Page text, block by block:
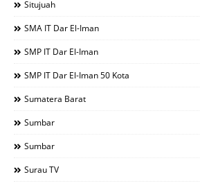
Situjuah
SMA IT Dar El-Iman
SMP IT Dar El-Iman
SMP IT Dar El-Iman 50 Kota
Sumatera Barat
Sumbar
Sumbar
Surau TV